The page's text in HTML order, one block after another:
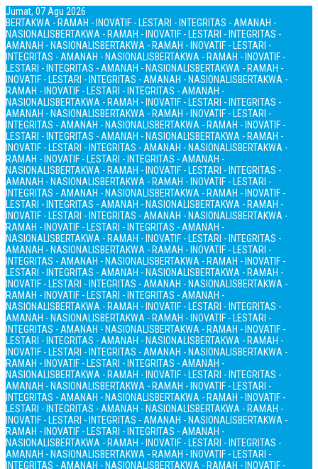
Jumat, 07 Agu 2026
BERTAKWA - RAMAH - INOVATIF - LESTARI - INTEGRITAS - AMANAH -
NASIONALISBERTAKWA - RAMAH - INOVATIF - LESTARI - INTEGRITAS -
AMANAH - NASIONALISBERTAKWA - RAMAH - INOVATIF - LESTARI -
INTEGRITAS - AMANAH - NASIONALISBERTAKWA - RAMAH - INOVATIF -
LESTARI - INTEGRITAS - AMANAH - NASIONALISBERTAKWA - RAMAH -
INOVATIF - LESTARI - INTEGRITAS - AMANAH - NASIONALISBERTAKWA -
RAMAH - INOVATIF - LESTARI - INTEGRITAS - AMANAH -
NASIONALISBERTAKWA - RAMAH - INOVATIF - LESTARI - INTEGRITAS -
AMANAH - NASIONALISBERTAKWA - RAMAH - INOVATIF - LESTARI -
INTEGRITAS - AMANAH - NASIONALISBERTAKWA - RAMAH - INOVATIF -
LESTARI - INTEGRITAS - AMANAH - NASIONALISBERTAKWA - RAMAH -
INOVATIF - LESTARI - INTEGRITAS - AMANAH - NASIONALISBERTAKWA -
RAMAH - INOVATIF - LESTARI - INTEGRITAS - AMANAH -
NASIONALISBERTAKWA - RAMAH - INOVATIF - LESTARI - INTEGRITAS -
AMANAH - NASIONALISBERTAKWA - RAMAH - INOVATIF - LESTARI -
INTEGRITAS - AMANAH - NASIONALISBERTAKWA - RAMAH - INOVATIF -
LESTARI - INTEGRITAS - AMANAH - NASIONALISBERTAKWA - RAMAH -
INOVATIF - LESTARI - INTEGRITAS - AMANAH - NASIONALISBERTAKWA -
RAMAH - INOVATIF - LESTARI - INTEGRITAS - AMANAH -
NASIONALISBERTAKWA - RAMAH - INOVATIF - LESTARI - INTEGRITAS -
AMANAH - NASIONALISBERTAKWA - RAMAH - INOVATIF - LESTARI -
INTEGRITAS - AMANAH - NASIONALISBERTAKWA - RAMAH - INOVATIF -
LESTARI - INTEGRITAS - AMANAH - NASIONALISBERTAKWA - RAMAH -
INOVATIF - LESTARI - INTEGRITAS - AMANAH - NASIONALISBERTAKWA -
RAMAH - INOVATIF - LESTARI - INTEGRITAS - AMANAH -
NASIONALISBERTAKWA - RAMAH - INOVATIF - LESTARI - INTEGRITAS -
AMANAH - NASIONALISBERTAKWA - RAMAH - INOVATIF - LESTARI -
INTEGRITAS - AMANAH - NASIONALISBERTAKWA - RAMAH - INOVATIF -
LESTARI - INTEGRITAS - AMANAH - NASIONALISBERTAKWA - RAMAH -
INOVATIF - LESTARI - INTEGRITAS - AMANAH - NASIONALISBERTAKWA -
RAMAH - INOVATIF - LESTARI - INTEGRITAS - AMANAH -
NASIONALISBERTAKWA - RAMAH - INOVATIF - LESTARI - INTEGRITAS -
AMANAH - NASIONALISBERTAKWA - RAMAH - INOVATIF - LESTARI -
INTEGRITAS - AMANAH - NASIONALISBERTAKWA - RAMAH - INOVATIF -
LESTARI - INTEGRITAS - AMANAH - NASIONALISBERTAKWA - RAMAH -
INOVATIF - LESTARI - INTEGRITAS - AMANAH - NASIONALISBERTAKWA -
RAMAH - INOVATIF - LESTARI - INTEGRITAS - AMANAH -
NASIONALISBERTAKWA - RAMAH - INOVATIF - LESTARI - INTEGRITAS -
AMANAH - NASIONALISBERTAKWA - RAMAH - INOVATIF - LESTARI -
INTEGRITAS - AMANAH - NASIONALISBERTAKWA - RAMAH - INOVATIF -